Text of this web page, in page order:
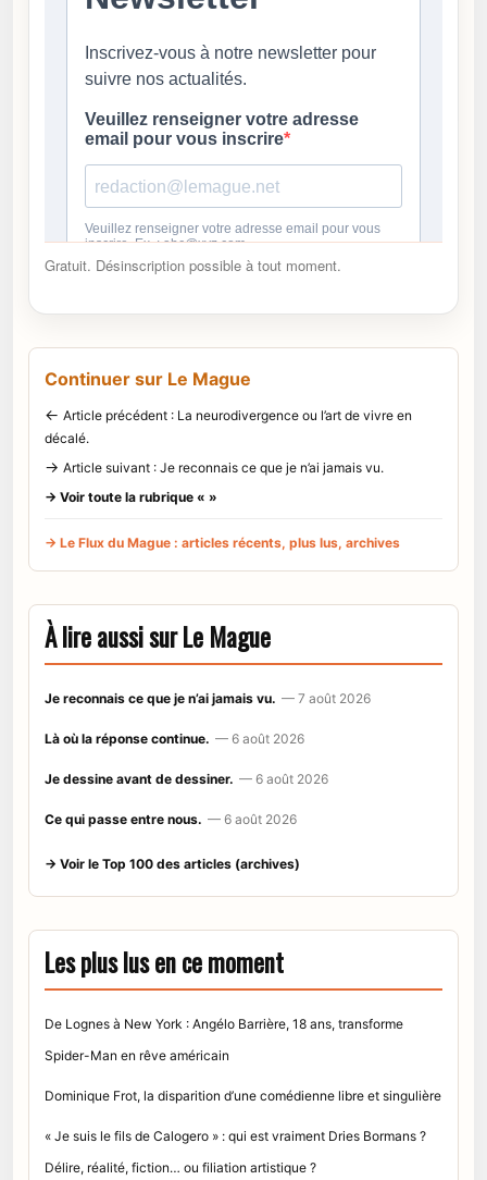
Gratuit. Désinscription possible à tout moment.
Continuer sur Le Mague
← Article précédent : La neurodivergence ou l’art de vivre en
décalé.
→ Article suivant : Je reconnais ce que je n’ai jamais vu.
→ Voir toute la rubrique « »
→ Le Flux du Mague : articles récents, plus lus, archives
À lire aussi sur Le Mague
Je reconnais ce que je n’ai jamais vu. — 7 août 2026
Là où la réponse continue. — 6 août 2026
Je dessine avant de dessiner. — 6 août 2026
Ce qui passe entre nous. — 6 août 2026
→ Voir le Top 100 des articles (archives)
Les plus lus en ce moment
De Lognes à New York : Angélo Barrière, 18 ans, transforme
Spider-Man en rêve américain
Dominique Frot, la disparition d’une comédienne libre et singulière
« Je suis le fils de Calogero » : qui est vraiment Dries Bormans ?
Délire, réalité, fiction… ou filiation artistique ?